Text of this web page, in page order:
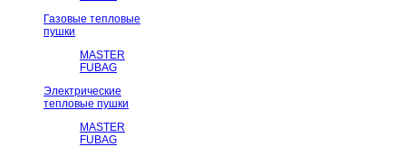
Газовые тепловые
пушки
MASTER
FUBAG
Электрические
тепловые пушки
MASTER
FUBAG